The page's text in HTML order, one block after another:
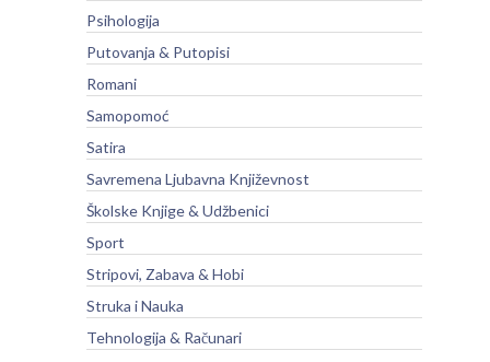
Psihologija
Putovanja & Putopisi
Romani
Samopomoć
Satira
Savremena Ljubavna Književnost
Školske Knjige & Udžbenici
Sport
Stripovi, Zabava & Hobi
Struka i Nauka
Tehnologija & Računari